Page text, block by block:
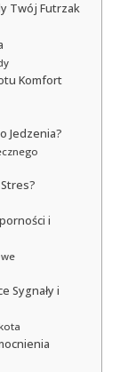
Twój Futrzak
Komfort
Jedzenia?
i
Sygnały i